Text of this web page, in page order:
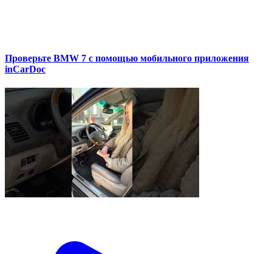
Проверьте BMW 7 с помощью мобильного приложения
inCarDoc